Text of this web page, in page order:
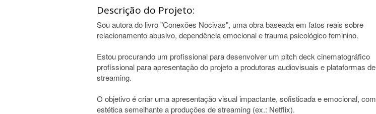
Descrição do Projeto:
Sou autora do livro "Conexões Nocivas", uma obra baseada em fatos reais sobre
relacionamento abusivo, dependência emocional e trauma psicológico feminino.
Estou procurando um profissional para desenvolver um pitch deck cinematográfico
profissional para apresentação do projeto a produtoras audiovisuais e plataformas de
streaming.
O objetivo é criar uma apresentação visual impactante, sofisticada e emocional, com
estética semelhante a produções de streaming (ex.: Netflix).